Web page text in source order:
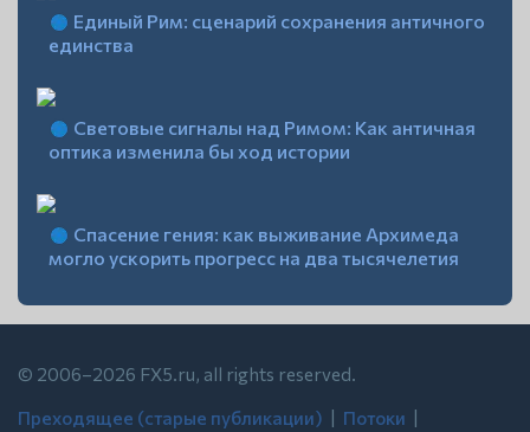
Единый Рим: сценарий сохранения античного
единства
Световые сигналы над Римом: Как античная
оптика изменила бы ход истории
Спасение гения: как выживание Архимеда
могло ускорить прогресс на два тысячелетия
© 2006–2026 FX5.ru, all rights reserved.
Преходящее (старые публикации) | ‍ Потоки | ‍